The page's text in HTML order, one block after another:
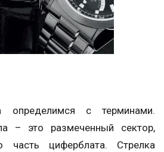
определимся с терминами.
– это размеченный сектор,
часть циферблата. Стрелка